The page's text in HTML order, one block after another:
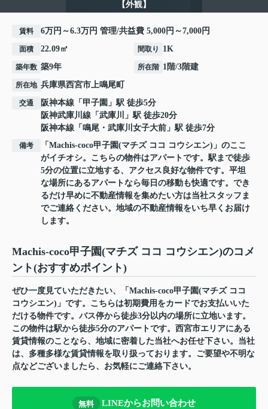
【外観】
賃料 6万円～6.3万円 管理/共益費 5,000円～7,000円
面積 22.09㎡ 間取り 1K
築年数 築9年 所在階 1階/3階建
所在地 兵庫県西宮市上鳴尾町
交通 阪神本線 「 甲子園 」駅 徒歩5分
阪神武庫川線 「 武庫川
」駅 徒歩20分
阪神本線 「 鳴尾・武庫川女子大前 」駅 徒歩7分
備考
「Machis-coco甲子園(マチズ ココ コウシエン)」のここ
がイチオシ。こちらの物件はアパートです。駅まで徒歩
5分の位置に立地する、アクセス良好な物件です。平坦
な場所にあるアパートなら毎日の移動も快適です。でき
るだけ早めに不動産情報を集めたい方は当社スタッフま
でご連絡ください。地域の不動産情報をいち早くお届け
します。
Machis-coco甲子園(マチズ ココ コウシエン)のコメ
ント(おすすめポイント)
ぜひ一度見ていただきたい、「Machis-coco甲子園(マチズ ココ
コウシエン)」です。こちらは初期費用をカードでお支払いいた
だける物件です。バス停から徒歩3分以内の場所に立地います。
この物件は駅から徒歩5分のアパートです。西宮市エリアにある
賃貸情報のことなら、地域に密着した当社へお任せ下さい。当社
は、多種多様な賃貸情報を取り扱っております。ご要望や不明な
点などございましたら、お気軽にご連絡下さい。
無料 LINEからお問い合わせ